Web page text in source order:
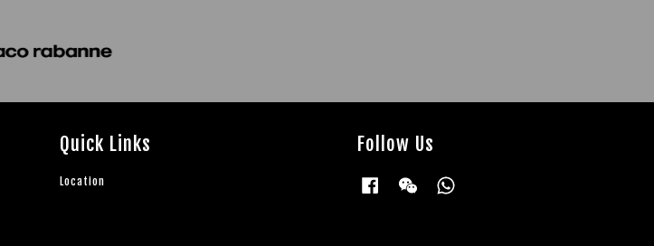
Quick Links
Location
Follow Us
Facebook Wechat